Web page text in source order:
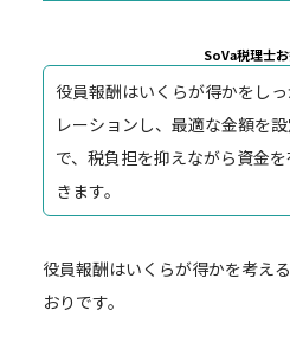
SoVa税理士
役員報酬はいくらが得かをし
レーションし、最適な金額を
で、税負担を抑えながら資金
きます。
役員報酬はいくらが得かを考え
おりです。